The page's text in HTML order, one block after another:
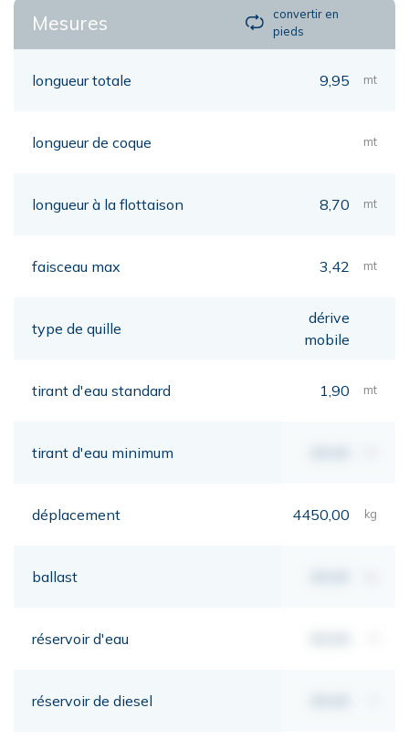
Mesures
convertir en
pieds
longueur totale 9,95 mt
longueur de coque mt
longueur à la flottaison 8,70 mt
faisceau max 3,42 mt
type de quille
dérive
mobile
tirant d'eau standard 1,90 mt
tirant d'eau minimum
déplacement 4450,00 kg
ballast
réservoir d'eau
réservoir de diesel